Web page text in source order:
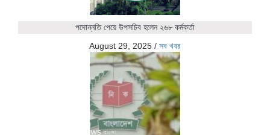
পদোন্নতি পেয়ে উপসচিব হলেন ২৬৮ কর্মকর্তা
August 29, 2025 / সব খবর